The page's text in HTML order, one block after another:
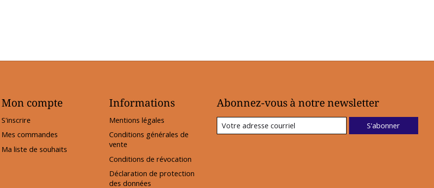
Mon compte
S'inscrire
Mes commandes
Ma liste de souhaits
Informations
Mentions légales
Conditions générales de
vente
Conditions de révocation
Déclaration de protection
des données
Abonnez-vous à notre newsletter
S'abonner